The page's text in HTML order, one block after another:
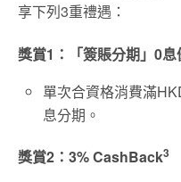
享下列3重禮遇：
獎賞1：「簽賬分期」0息
單次合資格消費滿
息分期。
獎賞2：3% CashBack3